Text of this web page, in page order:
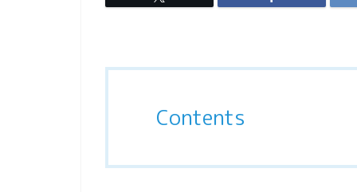
Contents